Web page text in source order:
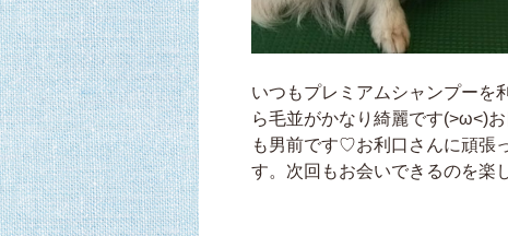
いつもプレミアムシャンプーを
ら毛並がかなり綺麗です(>ω<)
も男前です♡お利口さんに頑張
す。次回もお会いできるのを楽